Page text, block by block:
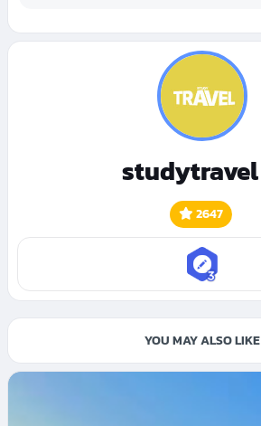
studytravel
2647
YOU MAY ALSO LIKE